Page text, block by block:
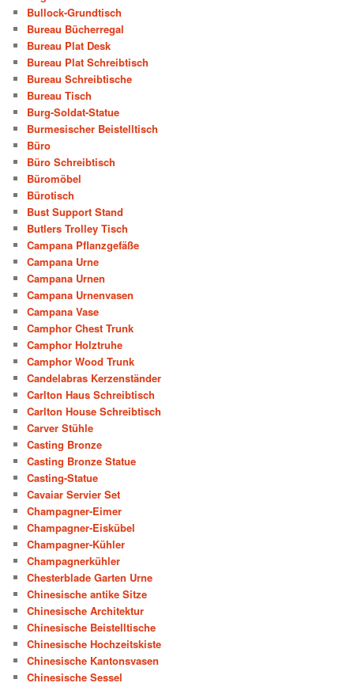
Bullock-Grundtisch
Bureau Bücherregal
Bureau Plat Desk
Bureau Plat Schreibtisch
Bureau Schreibtische
Bureau Tisch
Burg-Soldat-Statue
Burmesischer Beistelltisch
Büro
Büro Schreibtisch
Büromöbel
Bürotisch
Bust Support Stand
Butlers Trolley Tisch
Campana Pflanzgefäße
Campana Urne
Campana Urnen
Campana Urnenvasen
Campana Vase
Camphor Chest Trunk
Camphor Holztruhe
Camphor Wood Trunk
Candelabras Kerzenständer
Carlton Haus Schreibtisch
Carlton House Schreibtisch
Carver Stühle
Casting Bronze
Casting Bronze Statue
Casting-Statue
Cavaiar Servier Set
Champagner-Eimer
Champagner-Eiskübel
Champagner-Kühler
Champagnerkühler
Chesterblade Garten Urne
Chinesische antike Sitze
Chinesische Architektur
Chinesische Beistelltische
Chinesische Hochzeitskiste
Chinesische Kantonsvasen
Chinesische Sessel